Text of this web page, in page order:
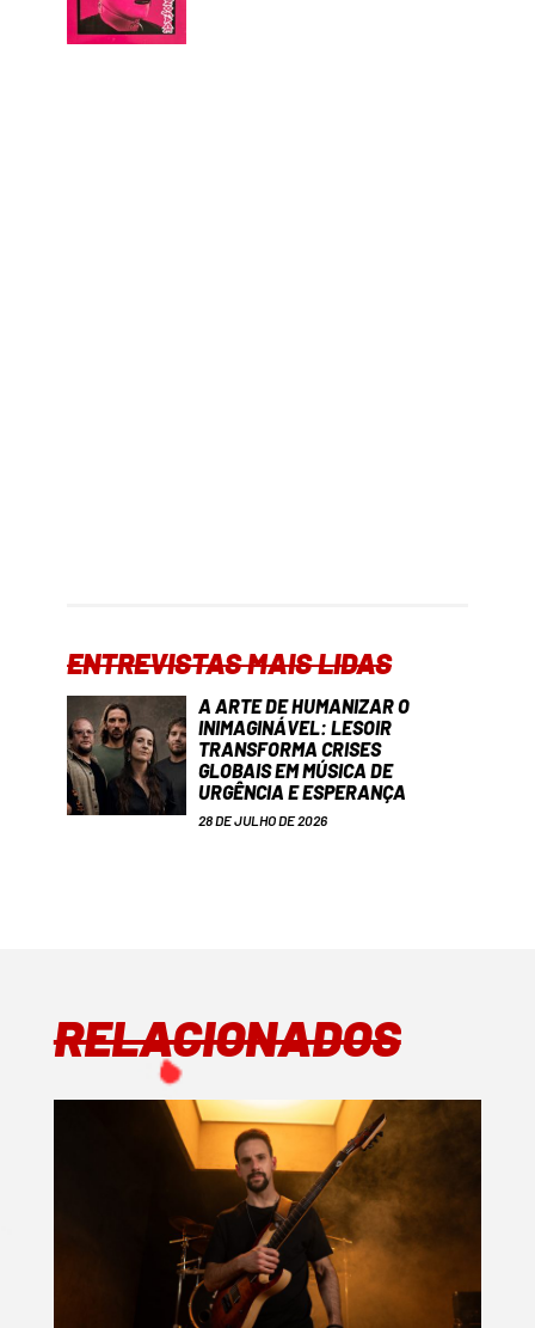
ENTREVISTAS MAIS LIDAS
A ARTE DE HUMANIZAR O
INIMAGINÁVEL: LESOIR
TRANSFORMA CRISES
GLOBAIS EM MÚSICA DE
URGÊNCIA E ESPERANÇA
28 DE JULHO DE 2026
RELACIONADOS